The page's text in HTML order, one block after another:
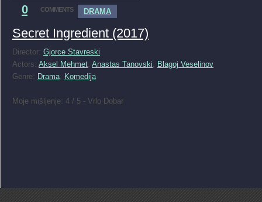
0 COMMENTS DRAMA
Secret Ingredient (2017)
Director: Gjorce Stavreski
Actors: Aksel Mehmet, Anastas Tanovski, Blagoj Veselinov
Genre: Drama, Komedija
Moje mišljenje: 4 / 5 - Vrlo Dobar